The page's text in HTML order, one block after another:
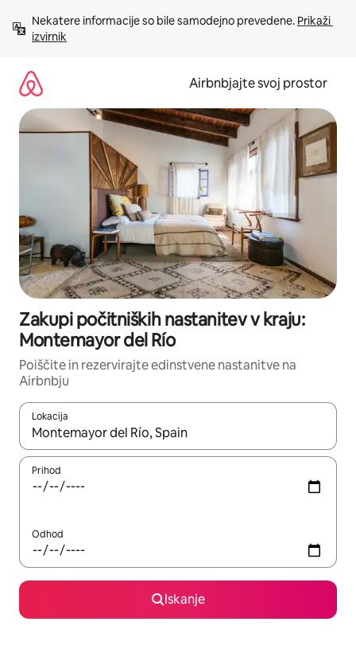
vsebino
Nekatere informacije so bile samodejno prevedene. Prikaži
izvirnik
Airbnbjajte svoj prostor
Zakupi počitniških nastanitev v kraju:
Montemayor del Río
Poiščite in rezervirajte edinstvene nastanitve na
Airbnbju
Lokacija
Ko so rezultati na voljo, krmarite s puščičnima tipkama gor in
Prihod
Odhod
Iskanje